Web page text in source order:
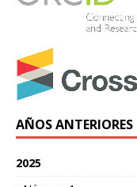
AÑOS ANTERIORES
2025